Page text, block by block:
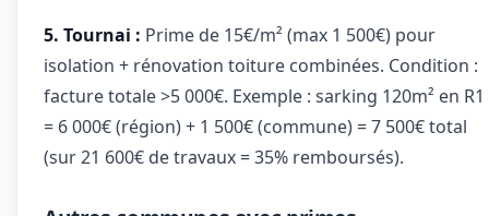
5. Tournai : Prime de 15€/m² (max 1 500€) pour
isolation + rénovation toiture combinées. Condition :
facture totale >5 000€. Exemple : sarking 120m² en R1
= 6 000€ (région) + 1 500€ (commune) = 7 500€ total
(sur 21 600€ de travaux = 35% remboursés).